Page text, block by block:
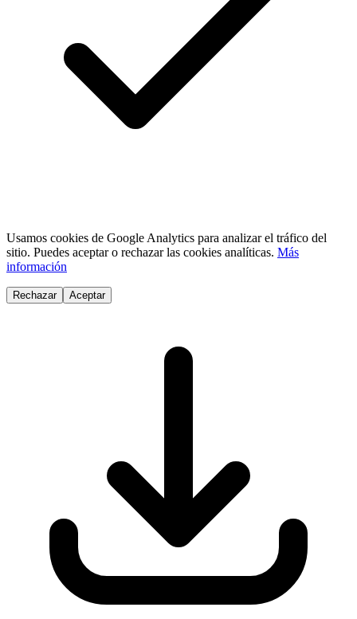
Usamos cookies de Google Analytics para analizar el tráfico del
sitio. Puedes aceptar o rechazar las cookies analíticas. Más
información
Rechazar Aceptar